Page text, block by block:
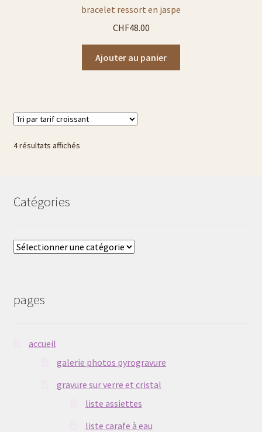
bracelet ressort en jaspe
CHF48.00
Ajouter au panier
4 résultats affichésTrié
Catégories
Catégories
pages
accueil
galerie photos pyrogravure
gravure sur verre et cristal
liste assiettes
liste carafe à eau